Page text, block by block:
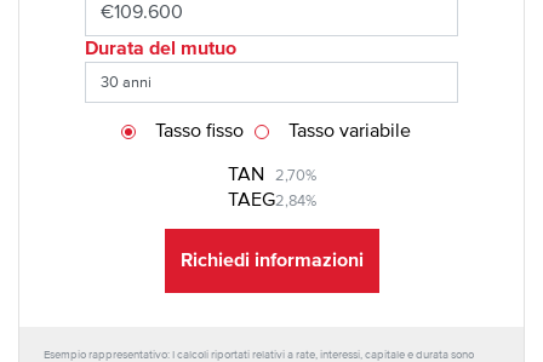
Durata del mutuo
TAN 2,70%
TAEG2,84%
Tasso fisso Tasso variabile
Richiedi informazioni
Esempio rappresentativo: I calcoli riportati relativi a rate, interessi, capitale e durata sono